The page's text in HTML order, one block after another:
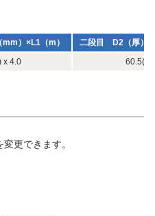
）×L1（m）
二段目 D2（厚）
x 4.0 60.5(3)
更できます。